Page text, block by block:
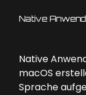
Native
Native
macOS
Sprache